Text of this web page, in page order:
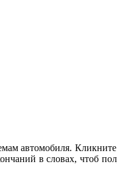
автомобиля.
в словах, чтоб